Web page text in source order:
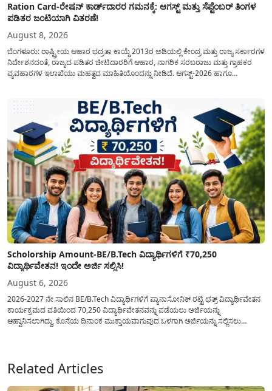
Ration Card-ರೇಷನ್ ಕಾರ್ಡ್‍ದಾರರ ಗಮನಕ್ಕೆ: ಆಗಸ್ಟ್ ಮತ್ತು ಸೆಪ್ಟೆಂಬರ್ ತಿಂಗಳ
ಪಡಿತರ ಜಂಟಿಯಾಗಿ ವಿತರಣೆ!
August 8, 2026
ಬೆಂಗಳೂರು: ರಾಷ್ಟ್ರೀಯ ಆಹಾರ ಭದ್ರತಾ ಕಾಯ್ದೆ 2013ರ ಅಡಿಯಲ್ಲಿ ಕೇಂದ್ರ ಮತ್ತು ರಾಜ್ಯ ಸರ್ಕಾರಗಳ
ನಿರ್ದೇಶನದಂತೆ, ರಾಜ್ಯದ ಪಡಿತರ ಚೀಟಿದಾರರಿಗೆ ಆಹಾರ, ನಾಗರಿಕ ಸರಬರಾಜು ಮತ್ತು ಗ್ರಾಹಕರ
ವ್ಯವಹಾರಗಳ ಇಲಾಖೆಯು ಮಹತ್ವದ ಮಾಹಿತಿಯೊಂದನ್ನು ನೀಡಿದೆ. ಆಗಸ್ಟ್-2026 ಹಾಗೂ
Scholorship Amount-BE/B.Tech ವಿದ್ಯಾರ್ಥಿಗಳಿಗೆ ₹70,250
ವಿದ್ಯಾರ್ಥಿವೇತನ! ಇಂದೇ ಅರ್ಜಿ ಸಲ್ಲಿಸಿ!
August 6, 2026
2026-2027 ನೇ ಸಾಲಿನ BE/B.Tech ವಿದ್ಯಾರ್ಥಿಗಳಿಗೆ ಪ್ಯಾನಾಸೋನಿಕ್ ರಟ್ಟಿ ಛತ್ರ್ ವಿದ್ಯಾರ್ಥಿವೇತನ
ಕಾರ್ಯಕ್ರಮದ ವತಿಯಿಂದ 70,250 ವಿದ್ಯಾರ್ಥಿವೇತನವನ್ನು ಪಡೆಯಲು ಅರ್ಜಿಯನ್ನು
ಆಹ್ವಾನಿಸಲಾಗಿದ್ದು, ಕೊನೆಯ ದಿನಾಂಕ ಮುಕ್ತಾಯವಾಗುವುದ ಒಳಗಾಗಿ ಅರ್ಜಿಯನ್ನು ಸಲ್ಲಿಸಲು
Related Articles